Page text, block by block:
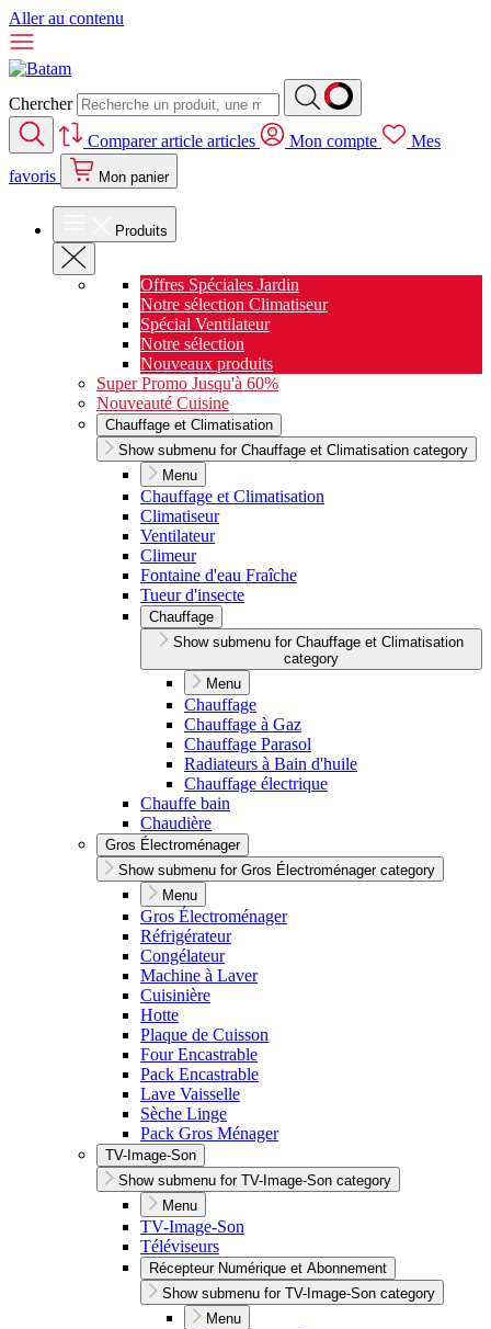
Aller au contenu
Chercher
Comparerarticle articles Mon compte
Mes
favoris
Mon panier
Produits
Offres Spéciales Jardin
Notre sélection Climatiseur
Spécial Ventilateur
Notre sélection
Nouveaux produits
Super Promo Jusqu'à 60%
Nouveauté Cuisine
Chauffage et Climatisation
Show submenu for Chauffage et Climatisation category
Menu
Chauffage et Climatisation
Climatiseur
Ventilateur
Climeur
Fontaine d'eau Fraîche
Tueur d'insecte
Chauffage
Show submenu for Chauffage et Climatisation
category
Menu
Chauffage
Chauffage à Gaz
Chauffage Parasol
Radiateurs à Bain d'huile
Chauffage électrique
Chauffe bain
Chaudière
Gros Électroménager
Show submenu for Gros Électroménager category
Menu
Gros Électroménager
Réfrigérateur
Congélateur
Machine à Laver
Cuisinière
Hotte
Plaque de Cuisson
Four Encastrable
Pack Encastrable
Lave Vaisselle
Sèche Linge
Pack Gros Ménager
TV-Image-Son
Show submenu for TV-Image-Son category
Menu
TV-Image-Son
Téléviseurs
Récepteur Numérique et Abonnement
Show submenu for TV-Image-Son category
Menu